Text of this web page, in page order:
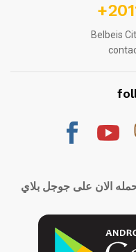
Belbeis
الان على جوجل بلاي